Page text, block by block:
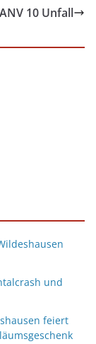
10 Unfall
und
feiert